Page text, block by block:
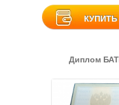
КУПИТЬ
Диплом